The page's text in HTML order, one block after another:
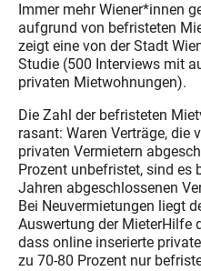
Immer mehr Wiener*innen
aufgrund von befristeten
zeigt eine von der Stadt
Studie (500 Interviews mit
privaten Mietwohnungen).
Die Zahl der befristeten
rasant: Waren Verträge, die
privaten Vermietern
Prozent unbefristet, sind es
Jahren abgeschlossenen
Bei Neuvermietungen liegt
Auswertung der MieterHilfe
dass online inserierte
zu 70-80 Prozent nur